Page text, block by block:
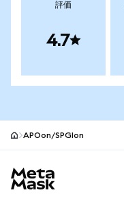
評価
4.7
APOon/SPGIon